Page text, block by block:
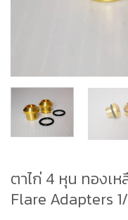
ตาไก่ 4 หุน ทองเ
Flare Adapters